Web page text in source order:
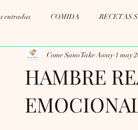
entradas COMIDA RECETAS
HAMBRE
Come Sano Take Away 1 may